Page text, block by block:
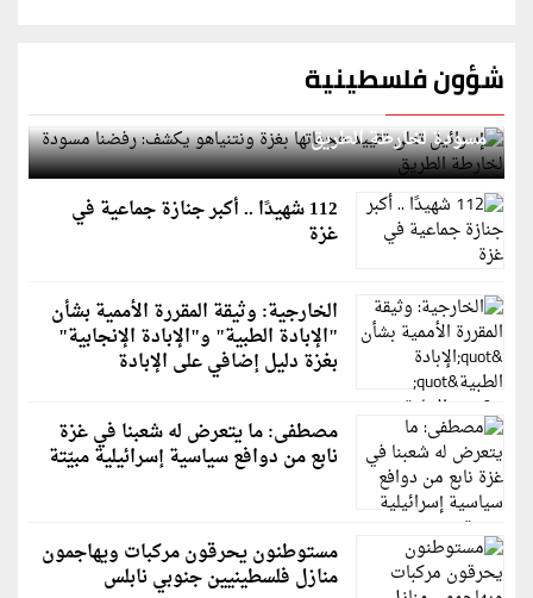
شؤون فلسطينية
إسرائيل تعلن تقييد هجماتها بغزة ونتنياهو يكشف: رفضنا
مسودة لخارطة الطريق
112 شهيدًا .. أكبر جنازة جماعية في
غزة
الخارجية: وثيقة المقررة الأممية بشأن
"الإبادة الطبية" و"الإبادة الإنجابية"
بغزة دليل إضافي على الإبادة
مصطفى: ما يتعرض له شعبنا في غزة
نابع من دوافع سياسية إسرائيلية مبيّتة
مستوطنون يحرقون مركبات ويهاجمون
منازل فلسطينيين جنوبي نابلس